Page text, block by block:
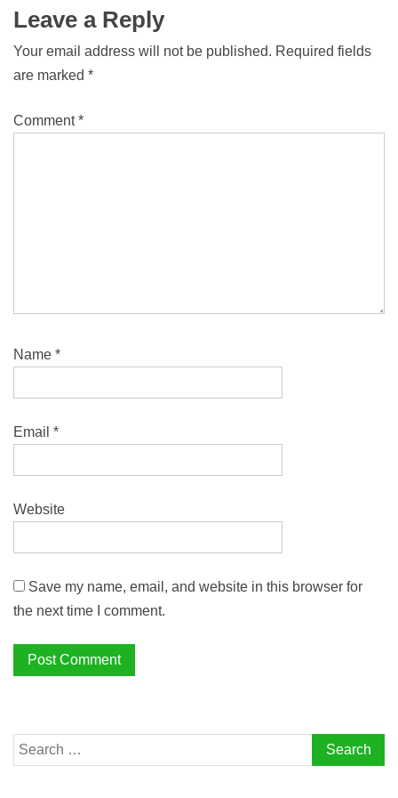
Leave a Reply
Your email address will not be published. Required fields
are marked *
Comment*
Name *
Email *
Website
Save my name, email, and website in this browser for
the next time I comment.
Search
for: